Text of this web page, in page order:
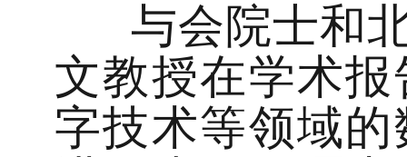
与会院士和北
文教授在学术
字技术等领域